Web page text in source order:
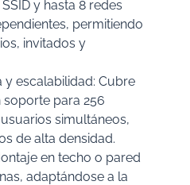
y hasta 8 redes
permitiendo
invitados y
escalabilidad: Cubre
soporte para 256
simultáneos,
de alta densidad.
en techo o pared
adaptándose a la